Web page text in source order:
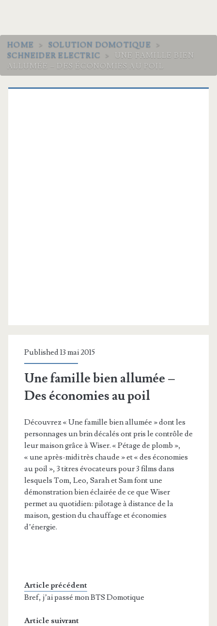
HOME > SOLUTION DOMOTIQUE
>
SCHNEIDER ELECTRIC
>
UNE FAMILLE BIEN
ALLUMÉE – DES ÉCONOMIES AU POIL
Published 13 mai 2015
Une famille bien allumée –
Des économies au poil
Découvrez « Une famille bien allumée » dont les
personnages un brin décalés ont pris le contrôle de
leur maison grâce à Wiser. « Pétage de plomb »,
« une après-midi très chaude » et « des économies
au poil », 3 titres évocateurs pour 3 films dans
lesquels Tom, Leo, Sarah et Sam font une
démonstration bien éclairée de ce que Wiser
permet au quotidien: pilotage à distance de la
maison, gestion du chauffage et économies
d’énergie.
Article précédent
Bref, j’ai passé mon BTS Domotique
Article suivrant